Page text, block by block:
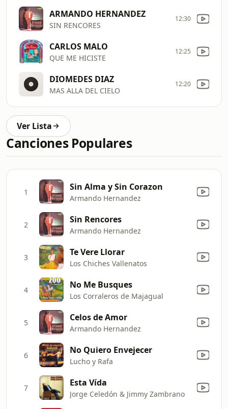
ARMANDO HERNANDEZ
SIN RENCORES
12:30
CARLOS MALO
QUE ME HICISTE
12:25
DIOMEDES DIAZ
MAS ALLA DEL CIELO
12:20
Ver Lista
Canciones Populares
1 Sin Alma y Sin Corazon
Armando Hernandez
2 Sin Rencores
Armando Hernandez
3 Te Vere Llorar
Los Chiches Vallenatos
4 No Me Busques
Los Corraleros de Majagual
5 Celos de Amor
Armando Hernandez
6 No Quiero Envejecer
Lucho y Rafa
7 Esta Vída
Jorge Celedón & Jimmy Zambrano